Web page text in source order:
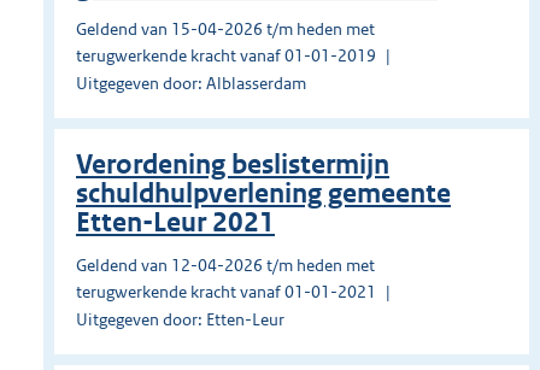
Geldend van 15-04-2026 t/m heden met
terugwerkende kracht vanaf 01-01-2019
Uitgegeven door: Alblasserdam
Verordening beslistermijn
schuldhulpverlening gemeente
Etten-Leur 2021
Geldend van 12-04-2026 t/m heden met
terugwerkende kracht vanaf 01-01-2021
Uitgegeven door: Etten-Leur